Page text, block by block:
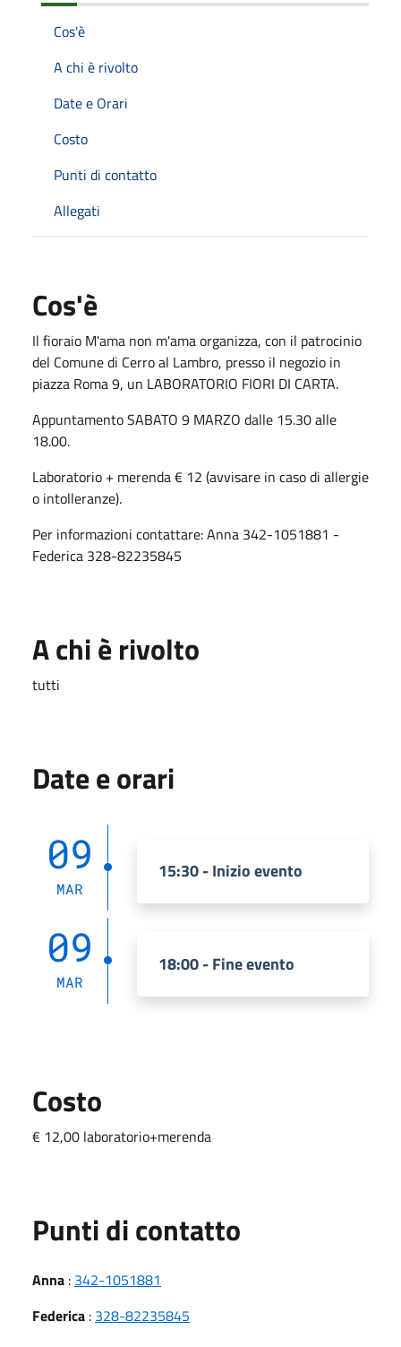
Cos'è
A chi è rivolto
Date e Orari
Costo
Punti di contatto
Allegati
Cos'è
Il fioraio M'ama non m'ama organizza, con il patrocinio
del Comune di Cerro al Lambro, presso il negozio in
piazza Roma 9, un LABORATORIO FIORI DI CARTA.
Appuntamento SABATO 9 MARZO dalle 15.30 alle
18.00.
Laboratorio + merenda € 12 (avvisare in caso di allergie
o intolleranze).
Per informazioni contattare: Anna 342-1051881 -
Federica 328-82235845
A chi è rivolto
tutti
Date e orari
09
MAR
15:30 - Inizio evento
09
MAR
18:00 - Fine evento
Costo
€ 12,00 laboratorio+merenda
Punti di contatto
Anna : 342-1051881
Federica : 328-82235845